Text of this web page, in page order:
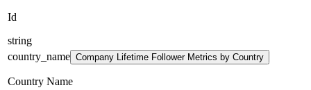
Id
string
country_name Company Lifetime Follower Metrics by Country
Country Name